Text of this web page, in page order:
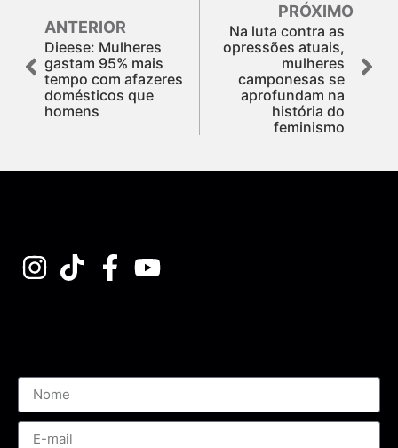
ANTERIOR
Dieese: Mulheres
gastam 95% mais
tempo com afazeres
domésticos que
homens
PRÓXIMO
Na luta contra as
opressões atuais,
mulheres
camponesas se
aprofundam na
história do
feminismo